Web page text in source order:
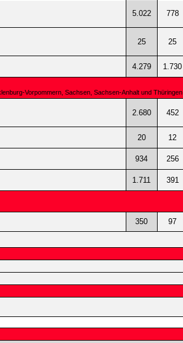
5.022 778
25 25
4.279 1.730
Vorpommern, Sachsen, Sachsen-Anhalt und Thüringen
2.680 452
20 12
934 256
1.711 391
350 97